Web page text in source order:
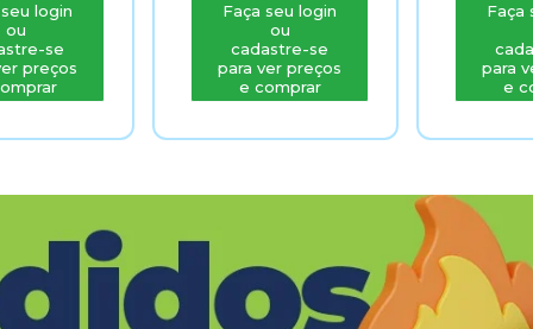
login
ou
se
preços
Faça seu login
ou
cadastre-se
para ver preços
e comprar
Faça
para
e